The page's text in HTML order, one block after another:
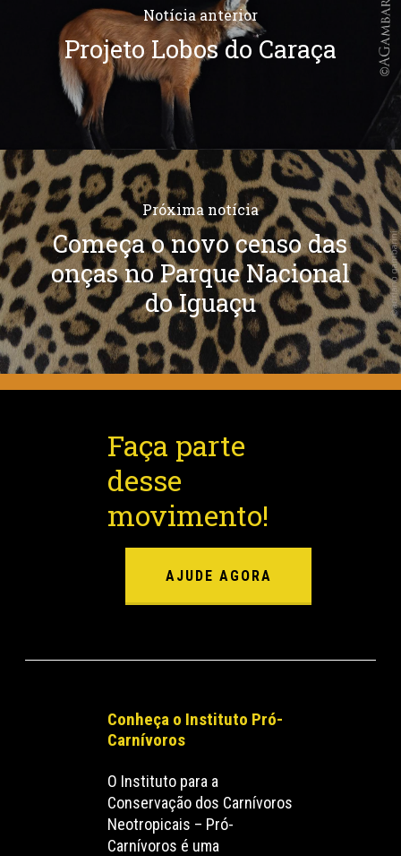
Notícia anterior
Projeto Lobos do Caraça
Próxima notícia
Começa o novo censo das
onças no Parque Nacional
do Iguaçu
Faça parte
desse
movimento!
AJUDE AGORA
Conheça o Instituto Pró-
Carnívoros
O Instituto para a
Conservação dos Carnívoros
Neotropicais – Pró-
Carnívoros é uma